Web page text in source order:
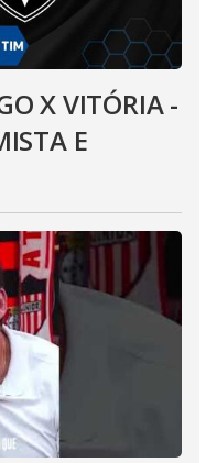
X VITÓRIA -
E